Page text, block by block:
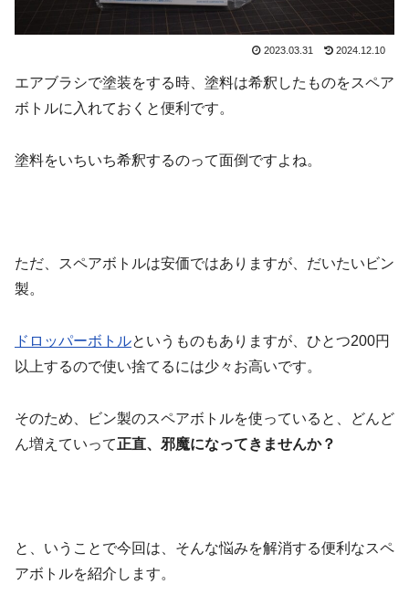
2023.03.31 2024.12.10
エアブラシで塗装をする時、塗料は希釈したものをスペア
ボトルに入れておくと便利です。
塗料をいちいち希釈するのって面倒ですよね。
ただ、スペアボトルは安価ではありますが、だいたいビン
製。
ドロッパーボトルというものもありますが、ひとつ200円
以上するので使い捨てるには少々お高いです。
そのため、ビン製のスペアボトルを使っていると、どんど
ん増えていって正直、邪魔になってきませんか？
と、いうことで今回は、そんな悩みを解消する便利なスペ
アボトルを紹介します。